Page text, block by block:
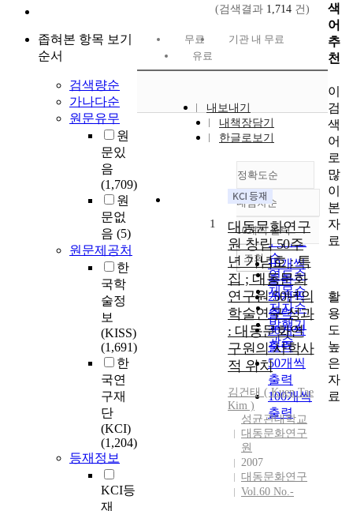
좁혀본 항목 보기
순서
검색량순
가나다순
원문유무
원
문있
음
(1,709)
원
문없
음 (5)
원문제공처
한
국학
술정
보
(KISS)
(1,691)
한
국연
구재
단
(KCI)
(1,204)
등재정보
KCI등
재
(검색결과 1,714 건)
무료
기관 내 무료
유료
내보내기
내책장담기
한글로보기
정확도순
정확도
순
인기도
순
연도순
제목순
저자순
발행기
관순
내림차순
내림차순
10개씩 출력
10개씩
출력
20개씩
출력
30개씩
출력
50개씩
출력
100개씩
출력
조회
1
대동문화연구
원 창립 50주
년 기념호 : 특
집 ; 대동문화
연구원 50년의
학술연구 성과
: 대동문화연
구원의 사학사
적 위치
김건태 ( Kuen Tae
Kim )
성균관대학교
대동문화연구
원
2007
대동문화연구
Vol.60 No.-
색
어
추
천
이
검
색
어
로
많
이
본
자
료
활
용
도
높
은
자
료